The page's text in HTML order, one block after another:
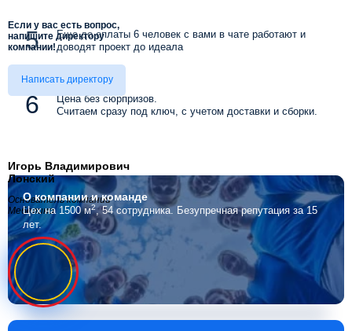
Еще до оплаты 6 человек с вами в чате работают и
доводят проект до идеала
Цена без сюрпризов.
Считаем сразу под ключ, с учетом доставки и сборки.
Если у вас есть вопрос,
напишите директору
компании!
Написать директору
Игорь Владимирович
Лонский
Основатель компании
Мебелино
О компаниии команде
Цех на 1500 м2, 54 сотрудника. Безупречная репутация за 15
лет.